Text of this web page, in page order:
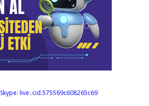
Skype: live:.cid.575569c608265c69